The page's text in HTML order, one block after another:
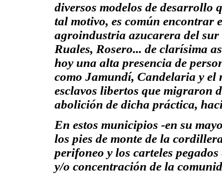
diversos modelos de desarrollo
tal motivo, es común encontrar
agroindustria azucarera del
Ruales, Rosero... de clarísima
hoy una alta presencia de
como Jamundí, Candelaria y el
esclavos libertos que migraron
abolición de dicha práctica,
En estos municipios -en su
los pies de monte de la
perifoneo y los carteles
y/o concentración de la